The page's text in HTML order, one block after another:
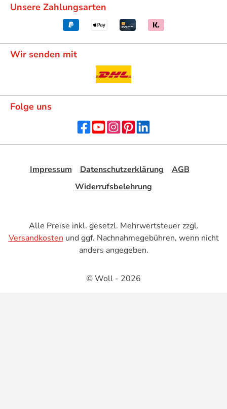
Unsere Zahlungsarten
Wir senden mit
Folge uns
Impressum Datenschutzerklärung
AGB
Widerrufsbelehrung
Alle Preise inkl. gesetzl. Mehrwertsteuer zzgl.
Versandkosten und ggf. Nachnahmegebühren, wenn nicht
anders angegeben.
© Woll - 2026